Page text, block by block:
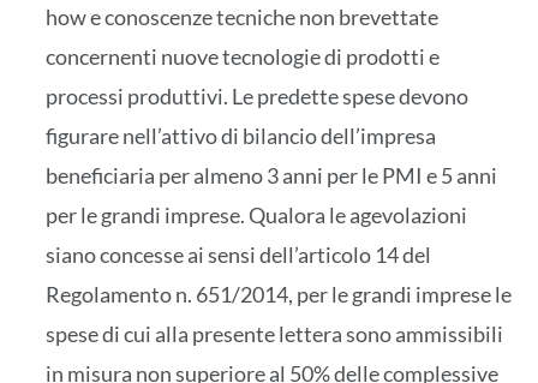
how e conoscenze tecniche non brevettate
concernenti nuove tecnologie di prodotti e
processi produttivi. Le predette spese devono
figurare nell’attivo di bilancio dell’impresa
beneficiaria per almeno 3 anni per le PMI e 5 anni
per le grandi imprese. Qualora le agevolazioni
siano concesse ai sensi dell’articolo 14 del
Regolamento n. 651/2014, per le grandi imprese le
spese di cui alla presente lettera sono ammissibili
in misura non superiore al 50% delle complessive